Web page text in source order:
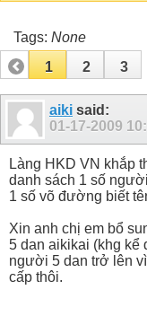
Tags: None
1
2 3
aiki said:
01-17-2009
Làng HKD VN khắp
danh sách 1 số
1 số võ đường biết
Xin anh chị em bổ
5 dan aikikai (khg kể
người 5 dan trở lên
cấp thôi.